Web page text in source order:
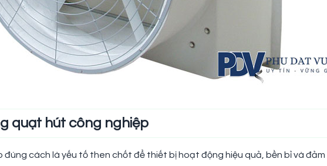
quạt hút công nghiệp
cách là yếu tố then chốt để thiết bị hoạt động hiệu quả, bền bỉ và